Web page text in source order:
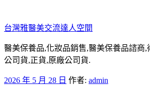
至
主
要
內
台灣雅醫美交流達人空間
醫美保養品,化妝品銷售,醫美保養品諮商,
公司貨,正貨,原廠公司貨.
發
2026 年 5 月 28 日 作者: admin